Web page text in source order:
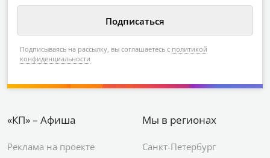
Подписываясь на рассылку, вы соглашаетесь с политикой
конфиденциальности
«КП» – Афиша
Реклама на проекте
Мы в регионах
Санкт-Петербург